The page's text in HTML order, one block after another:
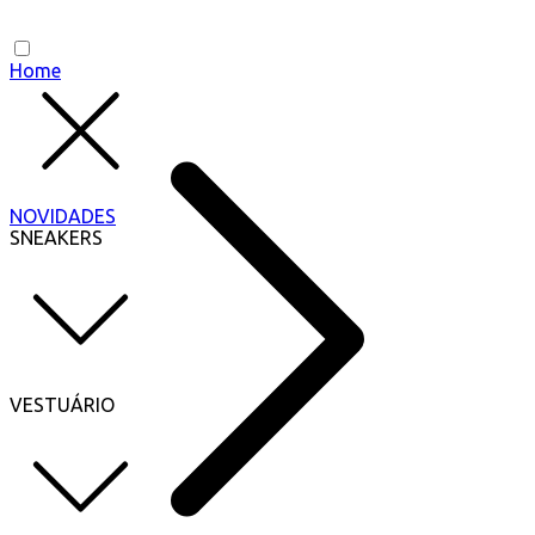
NOVIDADES
SNEAKERS
VESTUÁRIO
Home